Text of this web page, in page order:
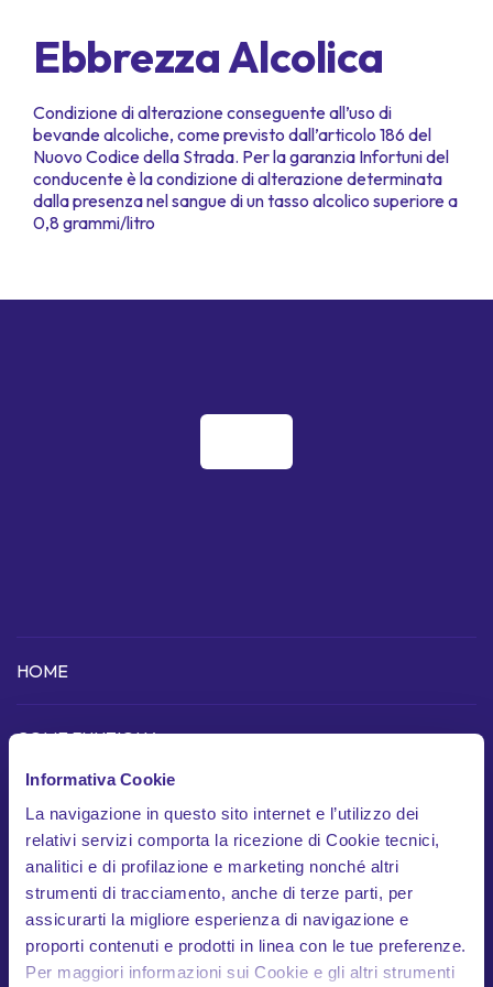
Informativa Cookie
La navigazione in questo sito internet e l’utilizzo dei
relativi servizi comporta la ricezione di Cookie tecnici,
analitici e di profilazione e marketing nonché altri
strumenti di tracciamento, anche di terze parti, per
assicurarti la migliore esperienza di navigazione e
proporti contenuti e prodotti in linea con le tue preferenze.
Per maggiori informazioni sui Cookie e gli altri strumenti
Ebbrezza Alcolica
Condizione di alterazione conseguente all’uso di
bevande alcoliche, come previsto dall’articolo 186 del
Nuovo Codice della Strada. Per la garanzia Infortuni del
conducente è la condizione di alterazione determinata
dalla presenza nel sangue di un tasso alcolico superiore a
0,8 grammi/litro
HOME
COME FUNZIONA
Scopri l'app
Dispositivo telematico
In cosa siamo unici
Garanzie
Documenti contrattuali